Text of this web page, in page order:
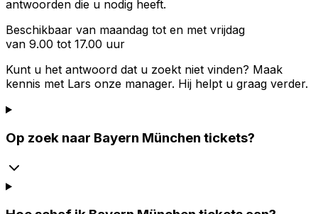
antwoorden die u nodig heeft.
Beschikbaar van maandag tot en met vrijdag
van 9.00 tot 17.00 uur
Kunt u het antwoord dat u zoekt niet vinden? Maak
kennis met Lars onze manager. Hij helpt u graag verder.
Op zoek naar Bayern München tickets?